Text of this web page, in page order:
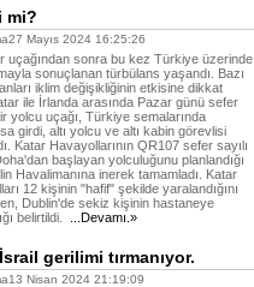
mi?
Mayıs 2024 16:25:26
uçağından sonra bu kez Türkiye üzerinde
sonuçlanan türbülans yaşandı. Bazı
iklim değişikliğinin etkisine dikkat
ile İrlanda arasında Pazar günü sefer
yolcu uçağı, Türkiye semalarında
girdi, altı yolcu ve altı kabin görevlisi
Katar Havayollarının QR107 sefer sayılı
başlayan yolculuğunu planlandığı
Havalimanına inerek tamamladı. Katar
12 kişinin "hafif" şekilde yaralandığını
Dublin'de sekiz kişinin hastaneye
belirtildi.
...Devamı.»
gerilimi tırmanıyor.
Nisan 2024 21:19:09